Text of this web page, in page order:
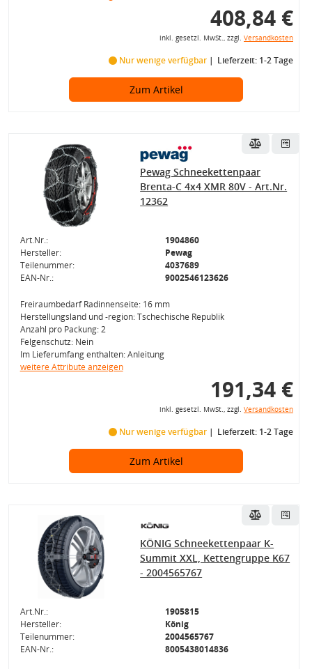
408,84 €
inkl. gesetzl. MwSt., zzgl. Versandkosten
Nur wenige verfügbar Lieferzeit: 1-2 Tage
Zum Artikel
Pewag Schneekettenpaar
Brenta-C 4x4 XMR 80V - Art.Nr.
12362
Art.Nr.:
1904860
Hersteller:
Pewag
Teilenummer:
4037689
EAN-Nr.:
9002546123626
Freiraumbedarf Radinnenseite: 16 mm
Herstellungsland und -region: Tschechische Republik
Anzahl pro Packung: 2
Felgenschutz: Nein
Im Lieferumfang enthalten: Anleitung
weitere Attribute anzeigen
191,34 €
inkl. gesetzl. MwSt., zzgl. Versandkosten
Nur wenige verfügbar Lieferzeit: 1-2 Tage
Zum Artikel
KÖNIG Schneekettenpaar K-
Summit XXL, Kettengruppe K67
- 2004565767
Art.Nr.:
1905815
Hersteller:
König
Teilenummer:
2004565767
EAN-Nr.:
8005438014836